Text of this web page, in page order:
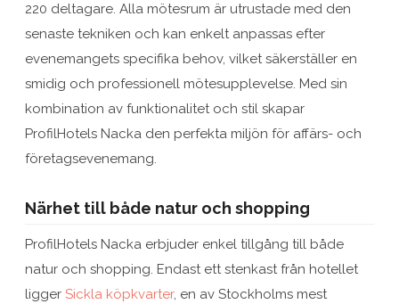
220 deltagare. Alla mötesrum är utrustade med den
senaste tekniken och kan enkelt anpassas efter
evenemangets specifika behov, vilket säkerställer en
smidig och professionell mötesupplevelse. Med sin
kombination av funktionalitet och stil skapar
ProfilHotels Nacka den perfekta miljön för affärs- och
företagsevenemang.
Närhet till både natur och shopping
ProfilHotels Nacka erbjuder enkel tillgång till både
natur och shopping. Endast ett stenkast från hotellet
ligger Sickla köpkvarter, en av Stockholms mest